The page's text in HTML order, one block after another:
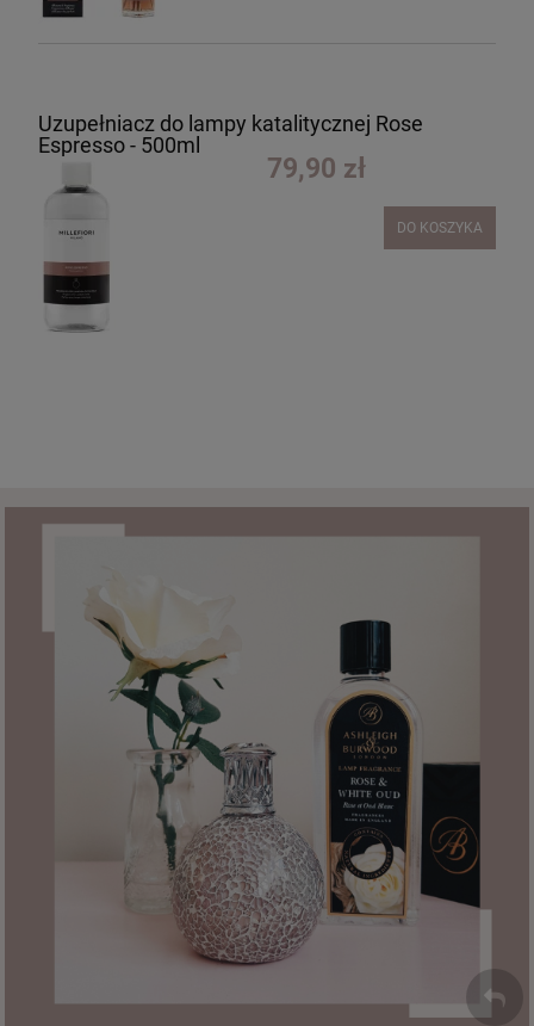
Uzupełniacz do lampy katalitycznej Rose
Espresso - 500ml
79,90 zł
DO KOSZYKA